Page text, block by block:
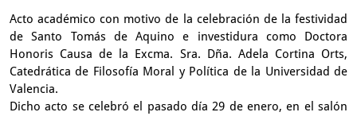
Acto académico con motivo de la celebración de la festividad
de Santo Tomás de Aquino e investidura como Doctora
Honoris Causa de la Excma. Sra. Dña. Adela Cortina Orts,
Catedrática de Filosofía Moral y Política de la Universidad de
Valencia.
Dicho acto se celebró el pasado día 29 de enero, en el salón